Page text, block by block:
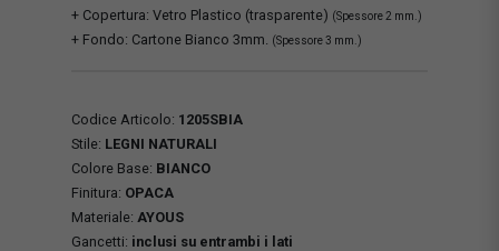
+ Copertura: Vetro Plastico (trasparente) (Spessore 2 mm.)
+ Fondo: Cartone Bianco 3mm. (Spessore 3 mm.)
Codice Articolo: 1205SBIA
Stile: LEGNI NATURALI
Colore Base: BIANCO
Finitura: OPACA
Materiale: AYOUS
Gancetti: inclusi su entrambi i lati